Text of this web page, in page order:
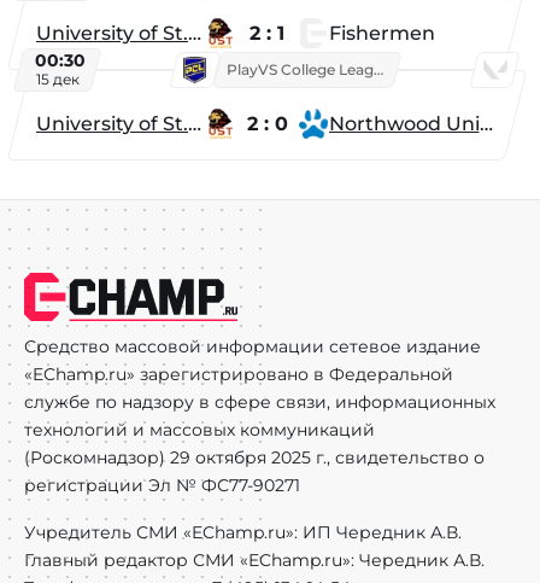
University of St. Thomas 2 : 1 Fishermen
00:30
15 дек
PlayVS College League 2025: Fall
University of St. Thomas 2 : 0 Northwood University
Средство массовой информации сетевое издание
«EChamp.ru» зарегистрировано в Федеральной
службе по надзору в сфере связи, информационных
технологий и массовых коммуникаций
(Роскомнадзор) 29 октября 2025 г., свидетельство о
регистрации Эл № ФС77-90271
Учредитель СМИ «EChamp.ru»: ИП Чередник А.В.
Главный редактор СМИ «EChamp.ru»: Чередник А.В.